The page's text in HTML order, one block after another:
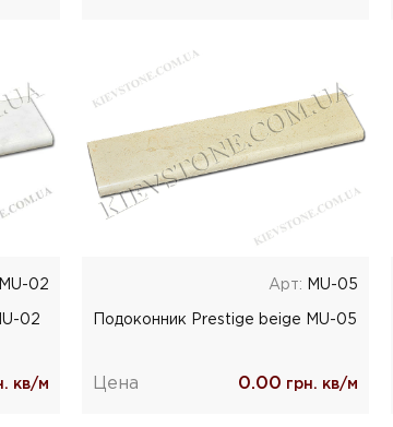
MU-02
02
кв/м
Арт: MU-05
Подоконник Prestige beige MU-05
Цена 0.00 грн. кв/м